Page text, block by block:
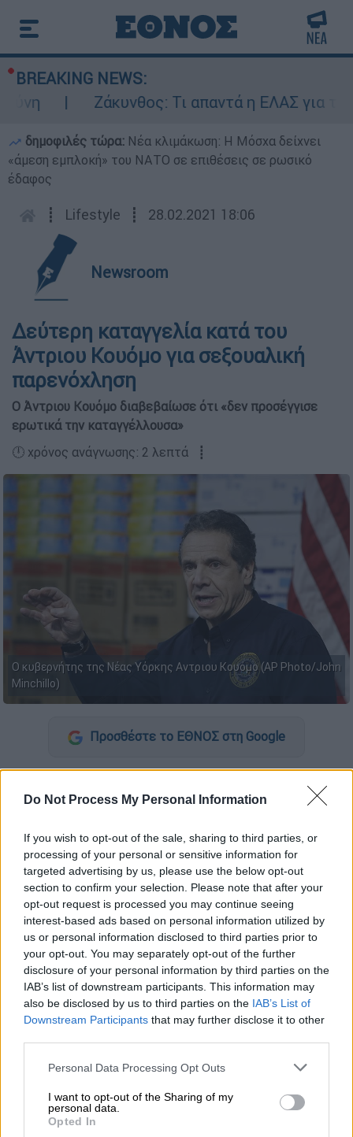
Do Not Process My Personal Information
If you wish to opt-out of the sale, sharing to third parties, or
processing of your personal or sensitive information for
targeted advertising by us, please use the below opt-out
section to confirm your selection. Please note that after your
opt-out request is processed you may continue seeing
interest-based ads based on personal information utilized by
us or personal information disclosed to third parties prior to
your opt-out. You may separately opt-out of the further
disclosure of your personal information by third parties on the
IAB’s list of downstream participants. This information may
also be disclosed by us to third parties on the IAB’s List of
Downstream Participants that may further disclose it to other
Please note that this website/app uses one or more Google
not limited to your visit or usage behaviour. You may click to
grant or deny consent to Google and its third-party tags to
use your data for below specified purposes in below Google
Personal Data Processing Opt Outs
I want to opt-out of the Sharing of my
personal data.
Opted In
BREAKING NEWS:
Ζάκυνθος: Τι απαντά η ΕΛΑΣ για τους
δημοφιλές τώρα: Νέα κλιμάκωση: Η Μόσχα δείχνει
«άμεση εμπλοκή» του ΝΑΤΟ σε επιθέσεις σε ρωσικό
έδαφος
┋ Lifestyle ┋ 28.02.2021 18:06
Newsroom
Δεύτερη καταγγελία κατά του
Άντριου Κουόμο για σεξουαλική
παρενόχληση
O Άντριου Κουόμο διαβεβαίωσε ότι «δεν προσέγγισε
ερωτικά την καταγγέλλουσα»
🕛 χρόνος ανάγνωσης: 2 λεπτά ┋
Ο κυβερνήτης της Νέας Υόρκης Αντριου Κουόμο (AP Photo/John
Minchillo)
Προσθέστε το ΕΘΝΟΣ στη Google
κυβερνήτη της Νέας Υόρκης,Άντριου
παρενόχληση, κατηγορία που αρνήθηκε χθες
ο κυβερνήτης. Αυτή τη φορά ήταν η 25χρονη
πρώην σύμβουλος σε θέματα υγείας,Σαρλότ
Μπένετπου είπε στους New York Times ότι
ο Κουόμο την παρενόχλησε σεξουαλικά την
άνοιξη του 2020.
Η Μπένετ υποστήριξε πως ο63χρονος
Δημοκρατικός κυβερνήτηςτης είπε στις
αρχές Ιουνίου ότι είναι ανοιχτός για
γνωριμίες με γυναίκες κοντά στην ηλικία
εκείνη μια τέτοια διαφορά ηλικίας.
Κουόμο δεν προσπάθησε ποτέ να την αγγίξει,
«κατάλαβα ότι ο κυβερνήτης ήθελε να κάνει